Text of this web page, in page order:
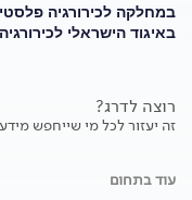
במחלקה לכירורגיה
באיגוד הישראלי
רוצה לדרג?
זה יעזור לכל מי שייחפש
עוד בתחום